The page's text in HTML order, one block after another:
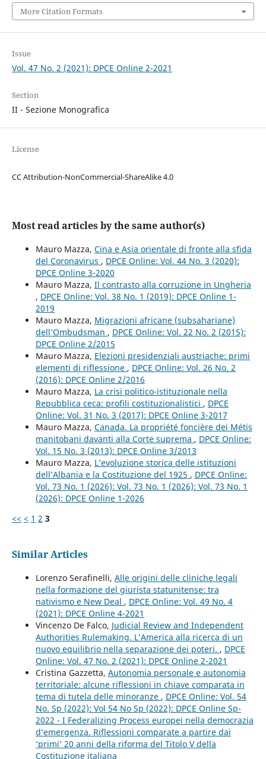
More Citation Formats
Issue
Vol. 47 No. 2 (2021): DPCE Online 2-2021
Section
II - Sezione Monografica
License
CC Attribution-NonCommercial-ShareAlike 4.0
Most read articles by the same author(s)
Mauro Mazza, Cina e Asia orientale di fronte alla sfida
del Coronavirus , DPCE Online: Vol. 44 No. 3 (2020):
DPCE Online 3-2020
Mauro Mazza, Il contrasto alla corruzione in Ungheria
, DPCE Online: Vol. 38 No. 1 (2019): DPCE Online 1-
2019
Mauro Mazza, Migrazioni africane (subsahariane)
dell’Ombudsman , DPCE Online: Vol. 22 No. 2 (2015):
DPCE Online 2/2015
Mauro Mazza, Elezioni presidenziali austriache: primi
elementi di riflessione , DPCE Online: Vol. 26 No. 2
(2016): DPCE Online 2/2016
Mauro Mazza, La crisi politico-istituzionale nella
Repubblica ceca: profili costituzionalistici , DPCE
Online: Vol. 31 No. 3 (2017): DPCE Online 3-2017
Mauro Mazza, Canada. La propriété foncière dei Métis
manitobani davanti alla Corte suprema , DPCE Online:
Vol. 15 No. 3 (2013): DPCE Online 3/2013
Mauro Mazza, L’evoluzione storica delle istituzioni
dell’Albania e la Costituzione del 1925 , DPCE Online:
Vol. 73 No. 1 (2026): Vol. 73 No. 1 (2026): Vol. 73 No. 1
(2026): DPCE Online 1-2026
<< < 1 2 3
Similar Articles
Lorenzo Serafinelli, Alle origini delle cliniche legali
nella formazione del giurista statunitense: tra
nativismo e New Deal , DPCE Online: Vol. 49 No. 4
(2021): DPCE Online 4-2021
Vincenzo De Falco, Judicial Review and Independent
Authorities Rulemaking. L’America alla ricerca di un
nuovo equilibrio nella separazione dei poteri. , DPCE
Online: Vol. 47 No. 2 (2021): DPCE Online 2-2021
Cristina Gazzetta, Autonomia personale e autonomia
territoriale: alcune riflessioni in chiave comparata in
tema di tutela delle minoranze , DPCE Online: Vol. 54
No. Sp (2022): Vol 54 No Sp (2022): DPCE Online Sp-
2022 - I Federalizing Process europei nella democrazia
d’emergenza. Riflessioni comparate a partire dai
‘primi’ 20 anni della riforma del Titolo V della
Costituzione italiana